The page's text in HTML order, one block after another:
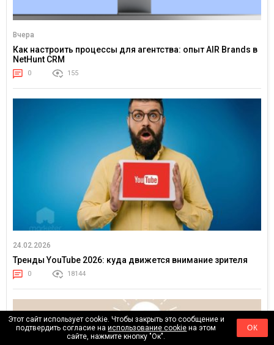
Вчера
Как настроить процессы для агентства: опыт AIR Brands в
NetHunt CRM
0 155
24.02.2026
Тренды YouTube 2026: куда движется внимание зрителя
0 18144
Этот сайт использует cookie. Чтобы закрыть это сообщение и
подтвердить согласие наиспользование cookie на этом
сайте, нажмите кнопку "Ок".
ОК